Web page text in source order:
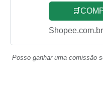
Shopee.com.br
Posso ganhar uma comissão